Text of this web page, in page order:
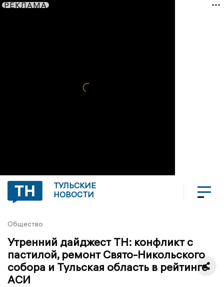
РЕКЛАМА
ТУЛЬСКИЕ
НОВОСТИ
Общество
Утренний дайджест ТН: конфликт с
пастилой, ремонт Свято-Никольского
собора и Тульская область в рейтинге
АСИ